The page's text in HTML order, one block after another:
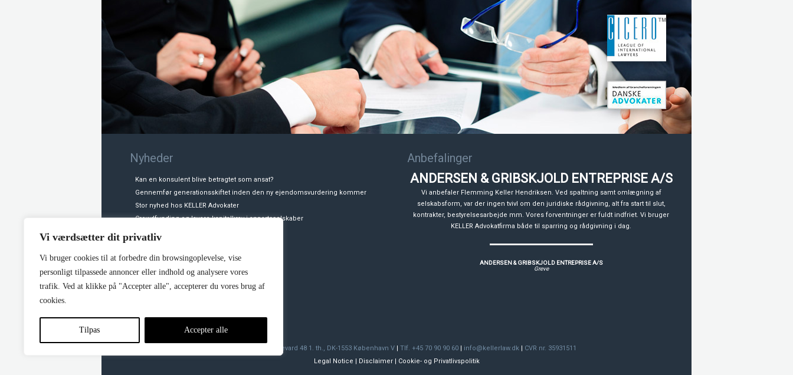
Vi værdsætter dit privatliv
Vi bruger cookies til at forbedre din browsingoplevelse, vise
personligt tilpassede annoncer eller indhold og analysere vores
trafik. Ved at klikke på "Accepter alle", accepterer du vores brug af
cookies.
Tilpas Accepter alle
Nyheder
Kan en konsulent blive betragtet som ansat?
Gennemfør generationsskiftet inden den ny ejendomsvurdering kommer
Stor nyhed hos KELLER Advokater
Crowdfunding og lavere kapitalkrav i anpartsselskaber
Fogedsager – nyhed
Anbefalinger
ANDERSEN & GRIBSKJOLD ENTREPRISE A/S
Vi anbefaler Flemming Keller Hendriksen. Ved spaltning samt omlægning af
selskabsform, var der ingen tvivl om den juridiske rådgivning, alt fra start til slut,
kontrakter, bestyrelsesarbejde mm. Vores forventninger er fuldt indfriet. Vi bruger
KELLER Advokatfirma både til sparring og rådgivning i dag.
ANDERSEN & GRIBSKJOLD ENTREPRISE A/S
Greve
H.C. Andersens Boulevard 48 1. th., DK-1553 København V | Tlf. +45 70 90 90 60 | info@kellerlaw.dk | CVR nr. 35931511
Legal Notice | Disclaimer| Cookie- og Privatlivspolitik